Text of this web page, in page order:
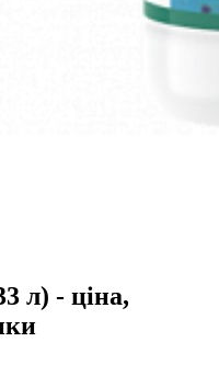
л) - ціна,